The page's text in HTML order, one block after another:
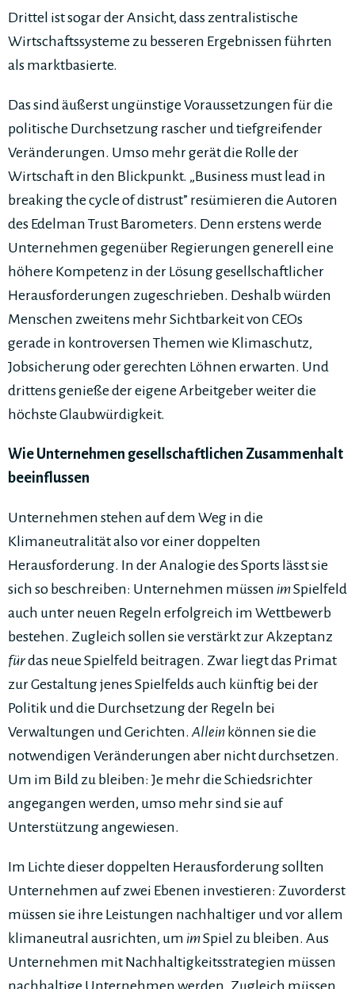
Drittel ist sogar der Ansicht, dass zentralistische
Wirtschaftssysteme zu besseren Ergebnissen führten
als marktbasierte.
Das sind äußerst ungünstige Voraussetzungen für die
politische Durchsetzung rascher und tiefgreifender
Veränderungen. Umso mehr gerät die Rolle der
Wirtschaft in den Blickpunkt. „Business must lead in
breaking the cycle of distrust” resümieren die Autoren
des Edelman Trust Barometers. Denn erstens werde
Unternehmen gegenüber Regierungen generell eine
höhere Kompetenz in der Lösung gesellschaftlicher
Herausforderungen zugeschrieben. Deshalb würden
Menschen zweitens mehr Sichtbarkeit von CEOs
gerade in kontroversen Themen wie Klimaschutz,
Jobsicherung oder gerechten Löhnen erwarten. Und
drittens genieße der eigene Arbeitgeber weiter die
höchste Glaubwürdigkeit.
Wie Unternehmen gesellschaftlichen Zusammenhalt
beeinflussen
Unternehmen stehen auf dem Weg in die
Klimaneutralität also vor einer doppelten
Herausforderung. In der Analogie des Sports lässt sie
sich so beschreiben: Unternehmen müssen imSpielfeld
auch unter neuen Regeln erfolgreich im Wettbewerb
bestehen. Zugleich sollen sie verstärkt zur Akzeptanz
fürdas neue Spielfeld beitragen. Zwar liegt das Primat
zur Gestaltung jenes Spielfelds auch künftig bei der
Politik und die Durchsetzung der Regeln bei
Verwaltungen und Gerichten. Allein können sie die
notwendigen Veränderungen aber nicht durchsetzen.
Um im Bild zu bleiben: Je mehr die Schiedsrichter
angegangen werden, umso mehr sind sie auf
Unterstützung angewiesen.
Im Lichte dieser doppelten Herausforderung sollten
Unternehmen auf zwei Ebenen investieren: Zuvorderst
müssen sie ihre Leistungen nachhaltiger und vor allem
klimaneutral ausrichten, um imSpiel zu bleiben. Aus
Unternehmen mit Nachhaltigkeitsstrategien müssen
nachhaltige Unternehmen werden. Zugleich müssen